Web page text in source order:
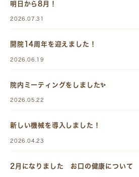
明日から8月！
2026.07.31
開院14周年を迎えました！
2026.06.19
院内ミーティングをしました✨
2026.05.22
新しい機械を導入しました！
2026.04.23
2月になりました お口の健康について